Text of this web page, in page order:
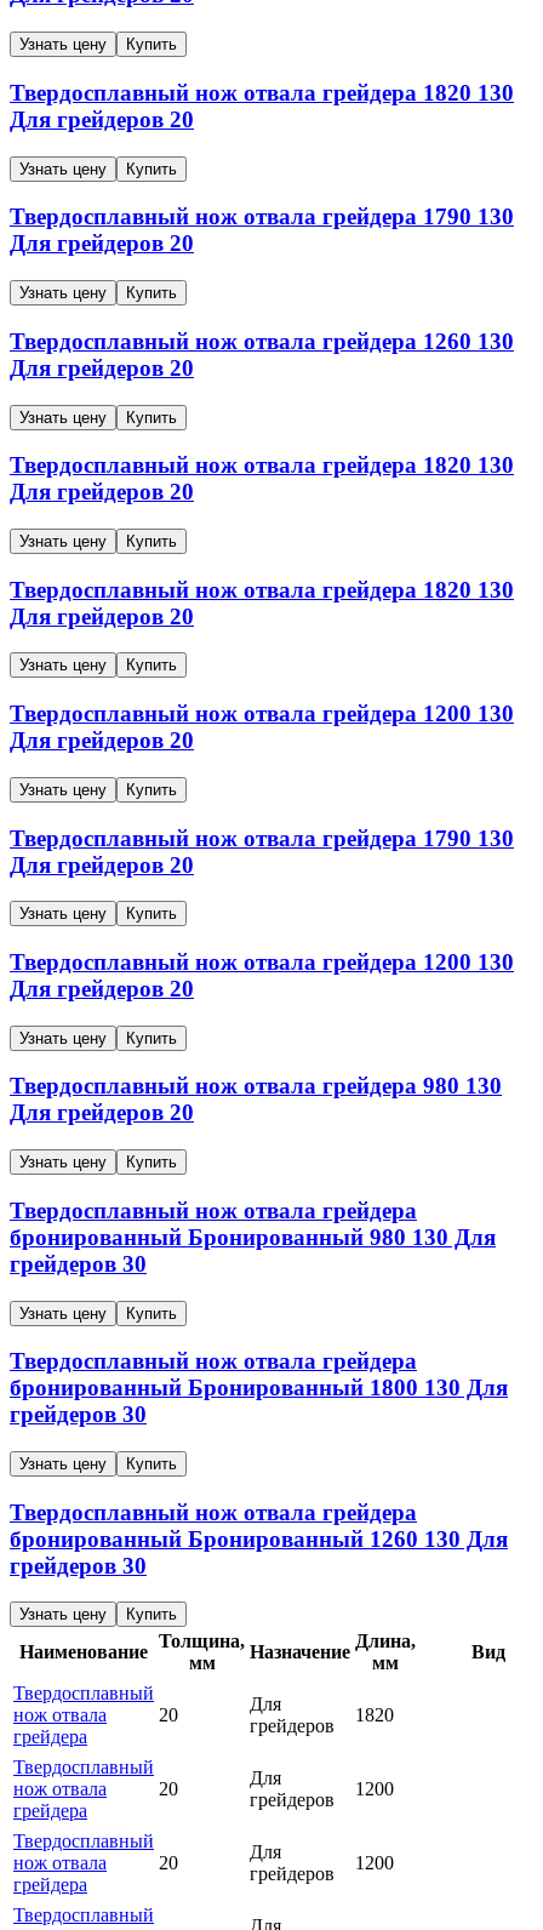
Узнать цену Купить
Твердосплавный нож отвала грейдера 1820 130
Для грейдеров 20
Узнать цену Купить
Твердосплавный нож отвала грейдера 1790 130
Для грейдеров 20
Узнать цену Купить
Твердосплавный нож отвала грейдера 1260 130
Для грейдеров 20
Узнать цену Купить
Твердосплавный нож отвала грейдера 1820 130
Для грейдеров 20
Узнать цену Купить
Твердосплавный нож отвала грейдера 1820 130
Для грейдеров 20
Узнать цену Купить
Твердосплавный нож отвала грейдера 1200 130
Для грейдеров 20
Узнать цену Купить
Твердосплавный нож отвала грейдера 1790 130
Для грейдеров 20
Узнать цену Купить
Твердосплавный нож отвала грейдера 1200 130
Для грейдеров 20
Узнать цену Купить
Твердосплавный нож отвала грейдера 980 130
Для грейдеров 20
Узнать цену Купить
Твердосплавный нож отвала грейдера
бронированный Бронированный 980 130 Для
грейдеров 30
Узнать цену Купить
Твердосплавный нож отвала грейдера
бронированный Бронированный 1800 130 Для
грейдеров 30
Узнать цену Купить
Твердосплавный нож отвала грейдера
бронированный Бронированный 1260 130 Для
грейдеров 30
Узнать цену Купить
Наименование
Толщина,
мм
Назначение
Длина,
мм
Вид
Твердосплавный
нож отвала
грейдера
20
Для
грейдеров
1820
Твердосплавный
нож отвала
грейдера
20
Для
грейдеров
1200
Твердосплавный
нож отвала
грейдера
20
Для
грейдеров
1200
Твердосплавный